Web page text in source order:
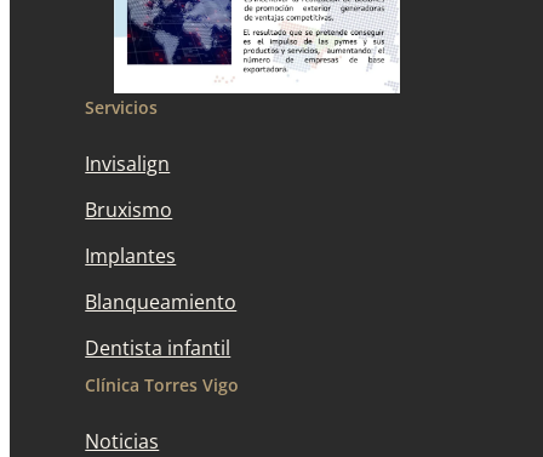
Servicios
Invisalign
Bruxismo
Implantes
Blanqueamiento
Dentista infantil
Clínica Torres Vigo
Noticias